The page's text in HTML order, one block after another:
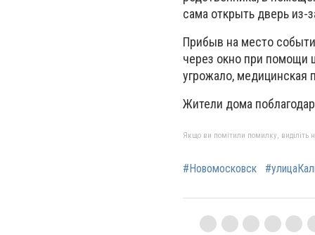
сама открыть дверь из-
Прибыв на место
через окно при помощи
угрожало, медицинская
Жители дома
Якщо ви помітили помилку, виділіть
#Новомосковск